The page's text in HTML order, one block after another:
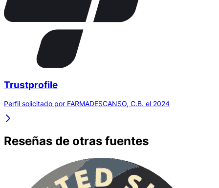
Trustprofile
Perfil solicitado por FARMADESCANSO, C.B. el 2024
Reseñas de otras fuentes